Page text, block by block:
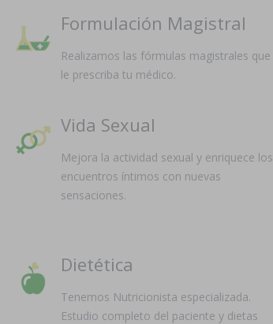
Formulación Magistral
Realizamos las fórmulas magistrales que
le prescriba tu médico.
Vida Sexual
Mejora la actividad sexual y enriquece los
encuentros íntimos con nuevas
sensaciones.
Dietética
Tenemos Nutricionista especializada.
Estudio completo del paciente y dietas